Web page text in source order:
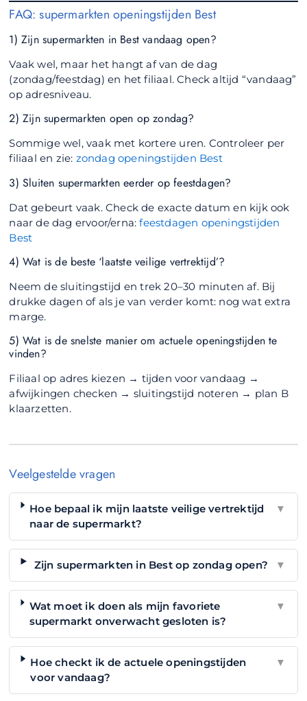
FAQ: supermarkten openingstijden Best
1) Zijn supermarkten in Best vandaag open?
Vaak wel, maar het hangt af van de dag
(zondag/feestdag) en het filiaal. Check altijd “vandaag”
op adresniveau.
2) Zijn supermarkten open op zondag?
Sommige wel, vaak met kortere uren. Controleer per
filiaal en zie: zondag openingstijden Best
3) Sluiten supermarkten eerder op feestdagen?
Dat gebeurt vaak. Check de exacte datum en kijk ook
naar de dag ervoor/erna:feestdagen openingstijden
Best
4) Wat is de beste ‘laatste veilige vertrektijd’?
Neem de sluitingstijd en trek 20–30 minuten af. Bij
drukke dagen of als je van verder komt: nog wat extra
marge.
5) Wat is de snelste manier om actuele openingstijden te
vinden?
Filiaal op adres kiezen → tijden voor vandaag →
afwijkingen checken → sluitingstijd noteren → plan B
klaarzetten.
Veelgestelde vragen
Hoe bepaal ik mijn laatste veilige vertrektijd
naar de supermarkt?
▼
Zijn supermarkten in Best op zondag open? ▼
Wat moet ik doen als mijn favoriete
supermarkt onverwacht gesloten is?
▼
Hoe checkt ik de actuele openingstijden
voor vandaag?
▼